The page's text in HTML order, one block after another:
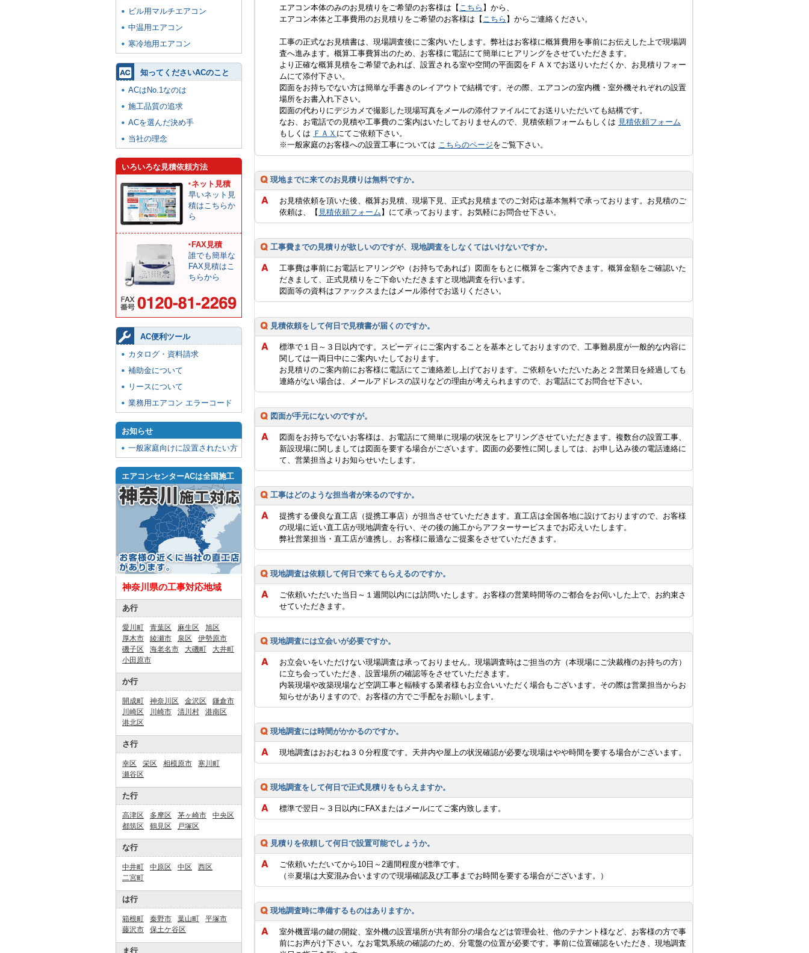
エアコン本体のみのお見積りをご希望のお客様は【 こちら 】から、
エアコン本体と工事費用のお見積りをご希望のお客様は【 こちら 】からご連絡ください。
工事の正式なお見積書は、現場調査後にご案内いたします。弊社はお客様に概算費用を事前にお伝えした上で現場調
査へ進みます。概算工事費算出のため、お客様に電話にて簡単にヒアリングをさせていただきます。
より正確な概算見積をご希望であれば、設置される室や空間の平面図をＦＡＸでお送りいただくか、お見積りフォー
ムにて添付下さい。
図面をお持ちでない方は簡単な手書きのレイアウトで結構です。その際、エアコンの室内機・室外機それぞれの設置
場所をお書入れ下さい。
図面の代わりにデジカメで撮影した現場写真をメールの添付ファイルにてお送りいただいても結構です。
なお、お電話での見積や工事費のご案内はいたしておりませんので、見積依頼フォームもしくは 見積依頼フォーム
もしくは ＦＡＸ にてご依頼下さい。
※一般家庭のお客様への設置工事については こちらのページをご覧下さい。
現地までに来てのお見積りは無料ですか。
お見積依頼を頂いた後、概算お見積、現場下見、正式お見積までのご対応は基本無料で承っております。お見積のご
依頼は、【 見積依頼フォーム 】にて承っております。お気軽にお問合せ下さい。
工事費までの見積りが欲しいのですが、現地調査をしなくてはいけないですか。
工事費は事前にお電話ヒアリングや（お持ちであれば）図面をもとに概算をご案内できます。概算金額をご確認いた
だきまして、正式見積りをご下命いただきますと現地調査を行います。
図面等の資料はファックスまたはメール添付でお送りください。
見積依頼をして何日で見積書が届くのですか。
標準で１日～３日以内です。スピーディにご案内することを基本としておりますので、工事難易度が一般的な内容に
関しては一両日中にご案内いたしております。
お見積りのご案内前にお客様に電話にてご連絡差し上げております。ご依頼をいただいたあと２営業日を経過しても
連絡がない場合は、メールアドレスの誤りなどの理由が考えられますので、お電話にてお問合せ下さい。
図面が手元にないのですが。
図面をお持ちでないお客様は、お電話にて簡単に現場の状況をヒアリングさせていただきます。複数台の設置工事、
新設現場に関しましては図面を要する場合がございます。図面の必要性に関しましては、お申し込み後の電話連絡に
て、営業担当よりお知らせいたします。
工事はどのような担当者が来るのですか。
提携する優良な直工店（提携工事店）が担当させていただきます。直工店は全国各地に設けておりますので、お客様
の現場に近い直工店が現地調査を行い、その後の施工からアフターサービスまでお応えいたします。
弊社営業担当・直工店が連携し、お客様に最適なご提案をさせていただきます。
現地調査は依頼して何日で来てもらえるのですか。
ご依頼いただいた当日～１週間以内には訪問いたします。お客様の営業時間等のご都合をお伺いした上で、お約束さ
せていただきます。
現地調査には立会いが必要ですか。
お立会いをいただけない現場調査は承っておりません。現場調査時はご担当の方（本現場にご決裁権のお持ちの方）
に立ち会っていただき、設置場所の確認等をさせていただきます。
内装現場や改築現場など空調工事と輻輳する業者様もお立合いいただく場合もございます。その際は営業担当からお
知らせがありますので、お客様の方でご手配をお願いします。
現地調査には時間がかかるのですか。
現地調査はおおむね３０分程度です。天井内や屋上の状況確認が必要な現場はやや時間を要する場合がございます。
現地調査をして何日で正式見積りをもらえますか。
標準で翌日～３日以内にFAXまたはメールにてご案内致します。
見積りを依頼して何日で設置可能でしょうか。
ご依頼いただいてから10日～2週間程度が標準です。
（※夏場は大変混み合いますので現場確認及び工事までお時間を要する場合がございます。）
現地調査時に準備するものはありますか。
室外機置場の鍵の開錠、室外機の設置場所が共有部分の場合などは管理会社、他のテナント様など、お客様の方で事
前にお声がけ下さい。なお電気系統の確認のため、分電盤の位置が必要です。事前に位置確認をいただき、現地調査
ビル用マルチエアコン
中温用エアコン
寒冷地用エアコン
知ってくださいACのこと
ACはNo.1なのは
施工品質の追求
ACを選んだ決め手
当社の理念
いろいろな見積依頼方法
ネット見積
早いネット見
積はこちらか
ら
FAX見積
誰でも簡単な
FAX見積はこ
ちらから
AC便利ツール
カタログ・資料請求
補助金について
リースについて
業務用エアコン エラーコード
お知らせ
一般家庭向けに設置されたい方
エアコンセンターACは全国施工
神奈川県の工事対応地域
あ行
愛川町 青葉区 麻生区
旭区
厚木市
綾瀬市 泉区
伊勢原市
磯子区
海老名市 大磯町
大井町
小田原市
か行
開成町 神奈川区 金沢区
鎌倉市
川崎区
川崎市 清川村
港南区
港北区
さ行
幸区 栄区 相模原市
寒川町
瀬谷区
た行
高津区 多摩区 茅ヶ崎市
中央区
都筑区
鶴見区 戸塚区
な行
中井町 中原区 中区
西区
二宮町
は行
箱根町 秦野市 葉山町
平塚市
藤沢市
保土ケ谷区
ま行